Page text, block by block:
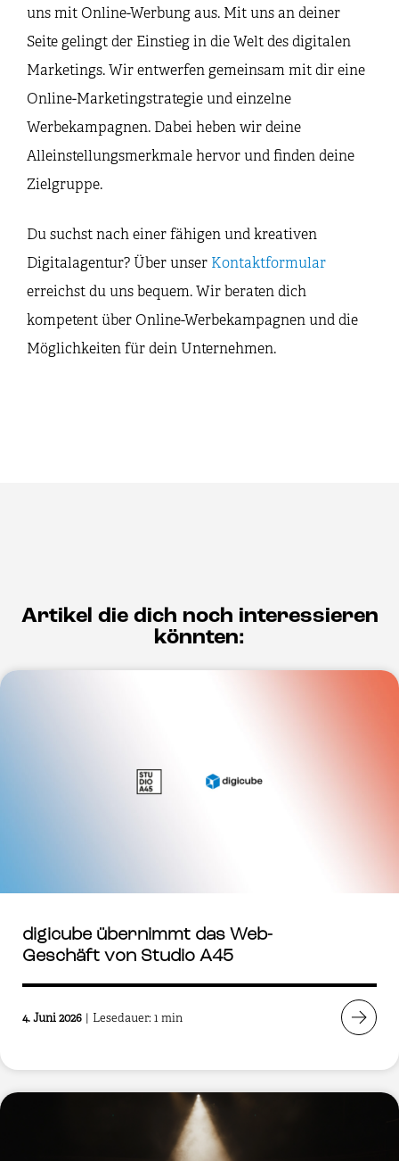
uns mit Online-Werbung aus. Mit uns an deiner
Seite gelingt der Einstieg in die Welt des digitalen
Marketings. Wir entwerfen gemeinsam mit dir eine
Online-Marketingstrategie und einzelne
Werbekampagnen. Dabei heben wir deine
Alleinstellungsmerkmale hervor und finden deine
Zielgruppe.
Du suchst nach einer fähigen und kreativen
Digitalagentur? Über unser Kontaktformular
erreichst du uns bequem. Wir beraten dich
kompetent über Online-Werbekampagnen und die
Möglichkeiten für dein Unternehmen.
Artikel die dich noch interessieren
könnten:
digicube übernimmt das Web-
Geschäft von Studio A45
4. Juni 2026 | Lesedauer: 1 min